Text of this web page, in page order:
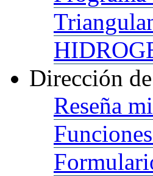
Dirección
Reseña
Funciones